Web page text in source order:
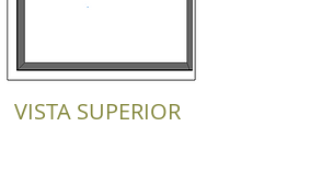
VISTA SUPERIOR